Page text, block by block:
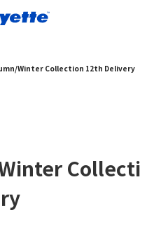
Winter Collection 12th Delivery
Collecti